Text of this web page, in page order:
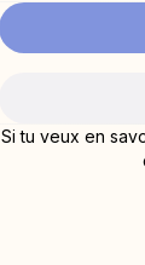
Si tu veux en